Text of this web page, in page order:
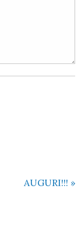
AUGURI!!! »